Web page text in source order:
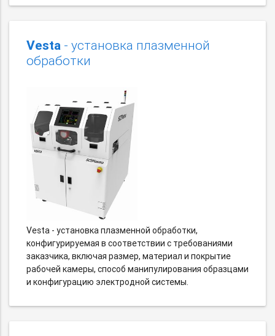
Vesta - установка плазменной
обработки
Vesta - установка плазменной обработки,
конфигурируемая в соответствии с требованиями
заказчика, включая размер, материал и покрытие
рабочей камеры, способ манипулирования образцами
и конфигурацию электродной системы.